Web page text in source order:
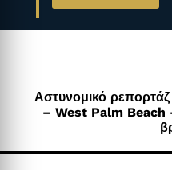
Αστυνομικό
– West Palm